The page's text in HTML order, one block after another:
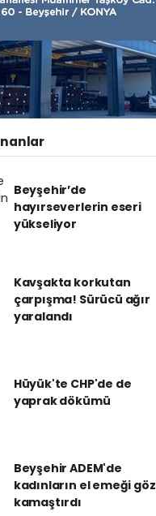
Beyşehir’de
hayırseverlerin eseri
yükseliyor
Kavşakta korkutan
çarpışma! Sürücü ağır
yaralandı
Hüyük'te CHP'de de
yaprak dökümü
Beyşehir ADEM'de
kadınların el emeği göz
kamaştırdı